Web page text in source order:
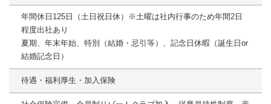
年間休日125日（土日祝日休）※土曜は社内行事のため年間2日
程度出社あり
夏期、年末年始、特別（結婚・忌引等）、記念日休暇（誕生日or
結婚記念日）
待遇・福利厚生・加入保険